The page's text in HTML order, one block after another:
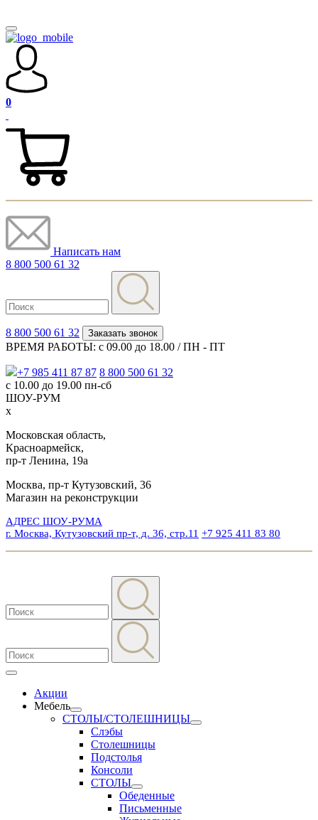
0
Написать нам
8 800 500 61 32
8 800 500 61 32 Заказать звонок
ВРЕМЯ РАБОТЫ: с 09.00 до 18.00 / ПН - ПТ
+7 985 411 87 87 8 800 500 61 32
с 10.00 до 19.00 пн-сб
ШОУ-РУМ
x
Московская область,
Красноармейск,
пр-т Ленина, 19а
Москва, пр-т Кутузовский, 36
Магазин на реконструкции
АДРЕС ШОУ-РУМА
г. Москва, Кутузовский пр-т, д. 36, стр.11 +7 925 411 83 80
Акции
Мебель
СТОЛЫ/СТОЛЕШНИЦЫ
Слэбы
Столешницы
Подстолья
Консоли
СТОЛЫ
Обеденные
Письменные